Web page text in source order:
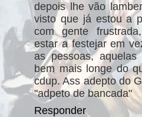
depois lhe vão
visto que já estou a
com gente
estar a festejar em
as pessoas, aquelas
bem mais longe do
cdup. Ass adepto do
"adpeto de bancada"
Responder